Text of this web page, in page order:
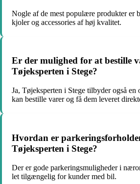
Nogle af de mest populære produkter er
kjoler og accessories af høj kvalitet.
Er der mulighed for at bestille
Tøjeksperten i Stege?
Ja, Tøjeksperten i Stege tilbyder også en
kan bestille varer og få dem leveret
Hvordan er
Tøjeksperten i Stege?
Der er gode parkeringsmuligheder i
let tilgængelig for kunder med bil.